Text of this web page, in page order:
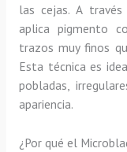
las cejas. A
aplica pigmento
trazos muy finos
Esta técnica es
pobladas,
apariencia.
¿Por qué el